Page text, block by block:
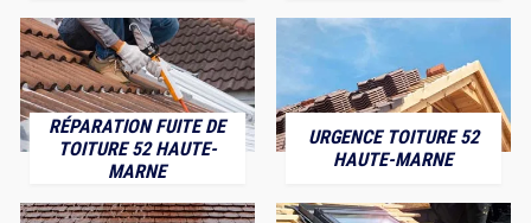
RÉPARATION FUITE DE
TOITURE 52 HAUTE-
MARNE
URGENCE TOITURE 52
HAUTE-MARNE